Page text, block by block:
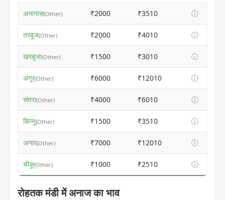
अनानास(Other) ₹2000 ₹3510 ⓘ
तरबूज(Other) ₹2000 ₹4010 ⓘ
खरबूजा(Other) ₹1500 ₹3010 ⓘ
अंगूर(Other) ₹6000 ₹12010 ⓘ
संतरा(Other) ₹4000 ₹6010 ⓘ
किन्नू(Other) ₹1500 ₹3510 ⓘ
अनार(Other) ₹7000 ₹12010 ⓘ
चीकू(Other) ₹1000 ₹2510 ⓘ
रोहतक मंडी में अनाज का भाव